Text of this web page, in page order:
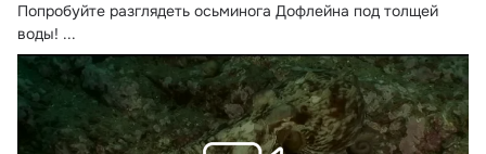
Попробуйте разглядеть осьминога Дофлейна под толщей
воды! ...